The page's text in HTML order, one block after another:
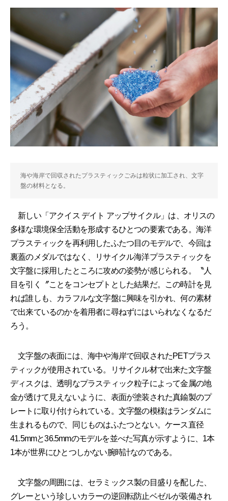
海や海岸で回収されたプラスティックごみは粒状に加工され、文字
盤の材料となる。
新しい「アクイス デイト アップサイクル」は、オリスの
多様な環境保全活動を形成するひとつの要素である。海洋
プラスティックを再利用したふたつ目のモデルで、今回は
裏蓋のメダルではなく、リサイクル海洋プラスティックを
文字盤に採用したところに攻めの姿勢が感じられる。〝人
目を引く〞ことをコンセプトとした結果だ。この時計を見
れば誰しも、カラフルな文字盤に興味を引かれ、何の素材
で出来ているのかを着用者に尋ねずにはいられなくなるだ
ろう。
文字盤の表面には、海中や海岸で回収されたPETプラス
ティックが使用されている。リサイクル材で出来た文字盤
ディスクは、透明なプラスティック粒子によって金属の地
金が透けて見えないように、表面が塗装された真鍮製のプ
レートに取り付けられている。文字盤の模様はランダムに
生まれるもので、同じものはふたつとない。ケース直径
41.5mmと36.5mmのモデルを並べた写真が示すように、1本
1本が世界にひとつしかない腕時計なのである。
文字盤の周囲には、セラミックス製の目盛りを配した、
グレーという珍しいカラーの逆回転防止ベゼルが装備され